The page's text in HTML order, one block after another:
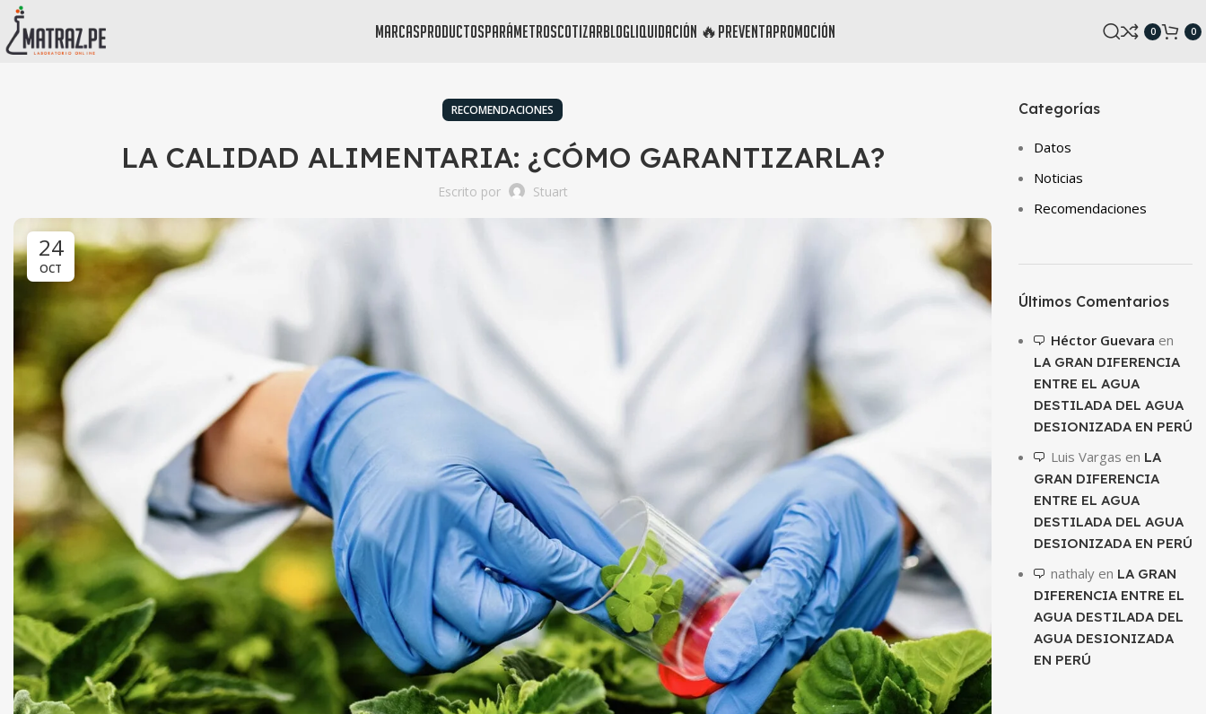
marcasproductosparámetroscotizarblogliquidación 🔥preventapromoción 0 0
RECOMENDACIONES
LA CALIDAD ALIMENTARIA: ¿CÓMO GARANTIZARLA?
Escrito por Stuart
24
OCT
Categorías
Datos
Noticias
Recomendaciones
Últimos Comentarios
Héctor Guevara en
LA GRAN DIFERENCIA
ENTRE EL AGUA
DESTILADA DEL AGUA
DESIONIZADA EN PERÚ
Luis Vargas en LA
GRAN DIFERENCIA
ENTRE EL AGUA
DESTILADA DEL AGUA
DESIONIZADA EN PERÚ
nathaly en LA GRAN
DIFERENCIA ENTRE EL
AGUA DESTILADA DEL
AGUA DESIONIZADA
EN PERÚ